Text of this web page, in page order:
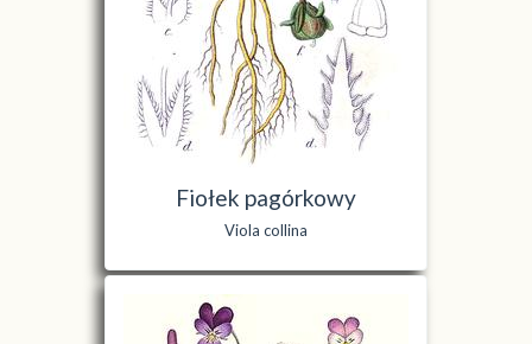
Fiołek pagórkowy
Viola collina